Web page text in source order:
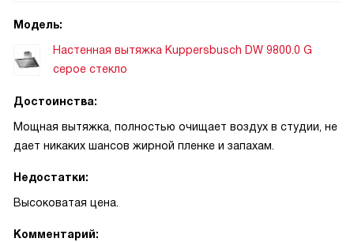
Модель:
Настенная вытяжка Kuppersbusch DW 9800.0 G
серое стекло
Достоинства:
Мощная вытяжка, полностью очищает воздух в студии, не
дает никаких шансов жирной пленке и запахам.
Недостатки:
Высоковатая цена.
Комментарий: